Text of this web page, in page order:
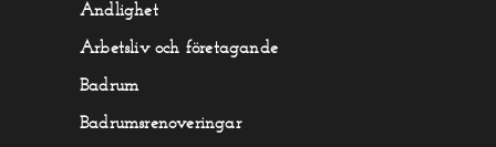
Andlighet
Arbetsliv och företagande
Badrum
Badrumsrenoveringar